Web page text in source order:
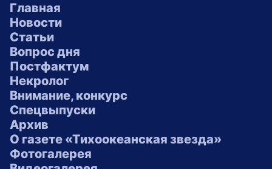
Главная
Новости
Статьи
Вопрос дня
Постфактум
Некролог
Внимание, конкурс
Спецвыпуски
Архив
О газете «Тихоокеанская звезда»
Фотогалерея